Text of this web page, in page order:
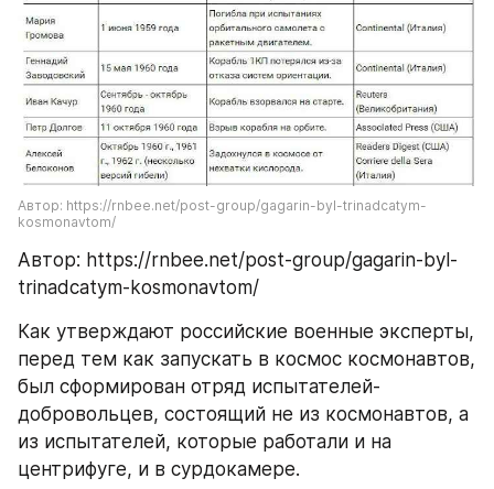
Автор: https://rnbee.net/post-group/gagarin-byl-trinadcatym-
kosmonavtom/
Автор: https://rnbee.net/post-group/gagarin-byl-
trinadcatym-kosmonavtom/
Как утверждают российские военные эксперты,
перед тем как запускать в космос космонавтов,
был сформирован отряд испытателей-
добровольцев, состоящий не из космонавтов, а
из испытателей, которые работали и на
центрифуге, и в сурдокамере.